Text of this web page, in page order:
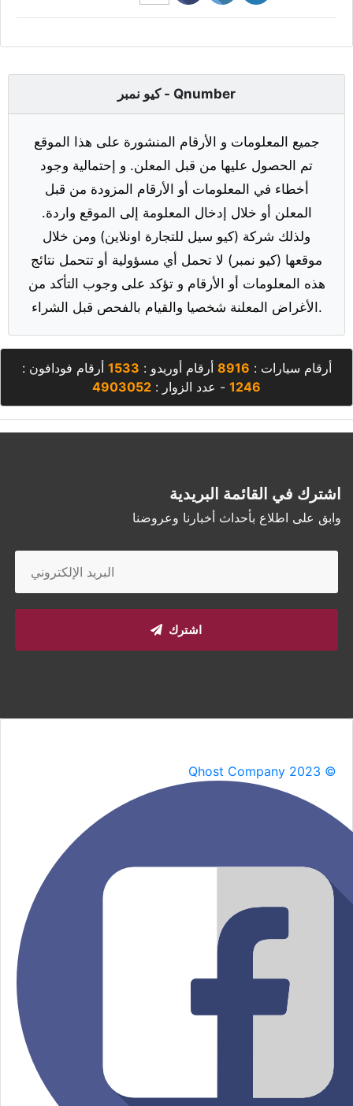
كيو نمبر - Qnumber
جميع المعلومات و الأرقام المنشورة على هذا الموقع
تم الحصول عليها من قبل المعلن. و إحتمالية وجود
أخطاء في المعلومات أو الأرقام المزودة من قبل
المعلن أو خلال إدخال المعلومة إلى الموقع واردة.
ولذلك شركة (كيو سيل للتجارة اونلاين) ومن خلال
موقعها (كيو نمبر) لا تحمل أي مسؤولية أو تتحمل نتائج
هذه المعلومات أو الأرقام و تؤكد على وجوب التأكد من
الأغراض المعلنة شخصيا والقيام بالفحص قبل الشراء.
أرقام سيارات : 8916 أرقام أوريدو : 1533 أرقام فودافون :
1246 - عدد الزوار : 4903052
اشترك في القائمة البريدية
وابق على اطلاع بأحداث أخبارنا وعروضنا
اشترك
Qhost Company 2023 ©